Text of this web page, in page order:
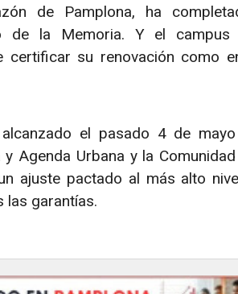
de Pamplona, ha
de la Memoria. Y el
certificar su renovación como
el pasado 4 de
Agenda Urbana y la
ajuste pactado al más alto
las garantías.